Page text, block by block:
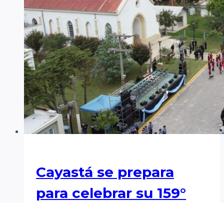
Cayastá se prepara
para celebrar su 159°